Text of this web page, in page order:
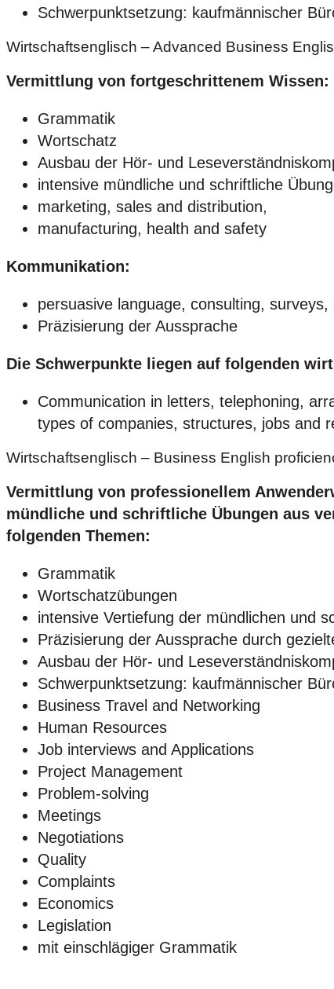
Schwerpunktsetzung: kaufmännischer
Wirtschaftsenglisch – Advanced Business
Vermittlung von fortgeschrittenem Wissen:
Grammatik
Wortschatz
Ausbau der Hör- und
intensive mündliche und schriftliche
marketing, sales and distribution,
manufacturing, health and safety
Kommunikation:
persuasive language, consulting,
Präzisierung der Aussprache
Die Schwerpunkte liegen auf folgenden
Communication in letters, telephoning,
types of companies, structures, jobs and
Wirtschaftsenglisch – Business English
Vermittlung von professionellem
mündliche und schriftliche Übungen aus
folgenden Themen:
Grammatik
Wortschatzübungen
intensive Vertiefung der mündlichen und
Präzisierung der Aussprache durch
Ausbau der Hör- und
Schwerpunktsetzung: kaufmännischer
Business Travel and Networking
Human Resources
Job interviews and Applications
Project Management
Problem-solving
Meetings
Negotiations
Quality
Complaints
Economics
Legislation
mit einschlägiger Grammatik